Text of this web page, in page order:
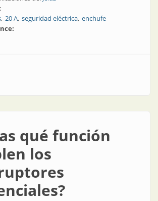
20 A seguridad eléctrica enchufe
Fichas eléctricas de 20 A
qué función
los